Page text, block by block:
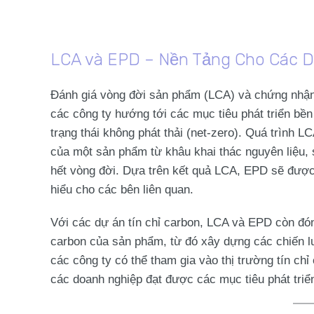
LCA và EPD – Nền Tảng Cho Các
Đánh giá vòng đời sản phẩm (LCA) và chứng
các công ty hướng tới các mục tiêu phát triển
trạng thái không phát thải (net-zero). Quá trình
của một sản phẩm từ khâu khai thác nguyên
hết vòng đời. Dựa trên kết quả LCA, EPD sẽ
hiểu cho các bên liên quan.
Với các dự án tín chỉ carbon, LCA và EPD còn
carbon của sản phẩm, từ đó xây dựng các chiến
các công ty có thể tham gia vào thị trường tín
các doanh nghiệp đạt được các mục tiêu phát